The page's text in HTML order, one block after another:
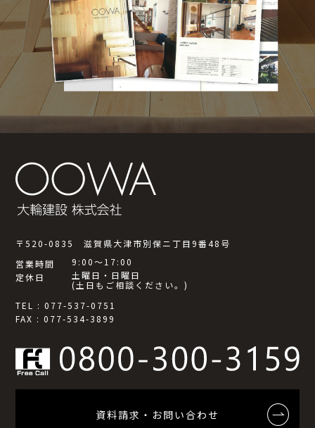
〒520-0835 滋賀県大津市別保ニ丁目9番48号
営業時間
9:00～17:00
定休日
土曜日・日曜日
(土日もご相談ください。)
TEL : 077-537-0751
FAX : 077-534-3899
資料請求・お問い合わせ